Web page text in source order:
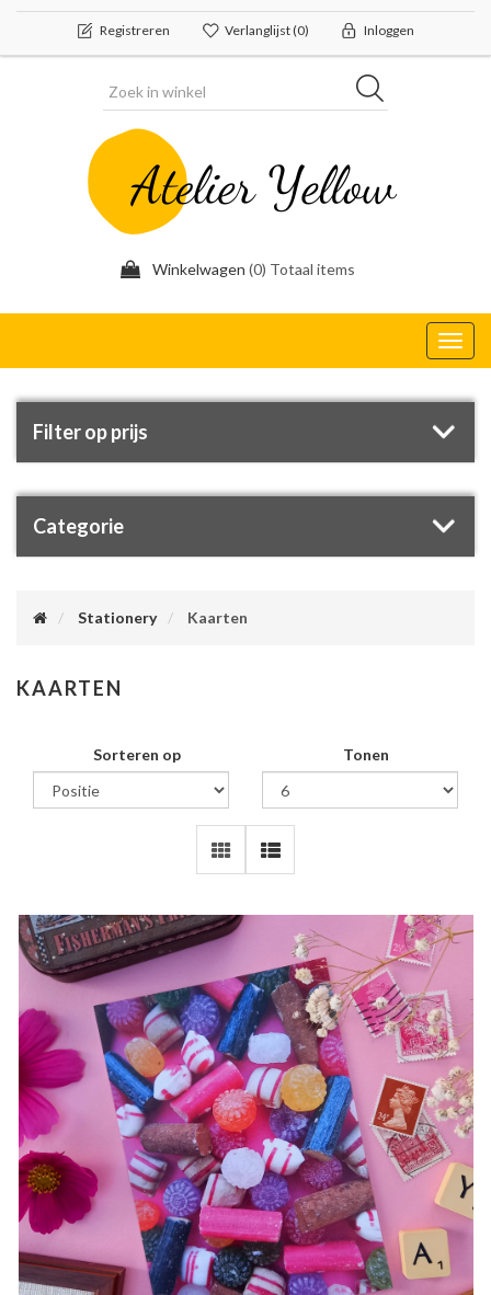
Registreren Verlanglijst(0) Inloggen
Winkelwagen (0) Totaal items
Filter op prijs
Categorie
Stationery Kaarten
KAARTEN
Sorteren op Tonen